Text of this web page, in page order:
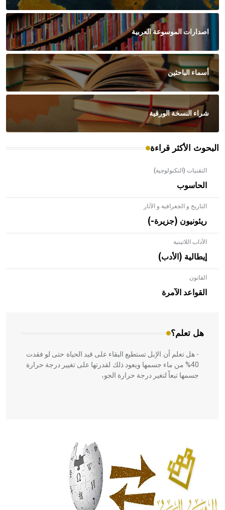
اصدارات الموسوعة العربية
أسماء الباحثين
شراء النسخة الورقية
البحوث الأكثر قراءة
التقنيات (التكنولوجية)
الحاسوب
التاريخ و الجغرافية و الآثار
ريئونيون (جزيرة-)
الآداب اللاتينية
إيطالية (الأدب)
القانون
القواعد الآمرة
هل تعلم؟
- هل تعلم أن الأبلق نوع من الفنون الهندسية التي ارتبطت
بالعمارة الإسلامية في بلاد الشام ومصر خاصة، حيث يحرص
المعمار على بناء مداميكه وخاصة في الواجهات
- هل تعلم أن الإبل تستطيع البقاء على قيد الحياة حتى لو فقدت
40% من ماء جسمها ويعود ذلك لقدرتها على تغيير درجة حرارة
جسمها تبعاً لتغير درجة حرارة الجو،
الحكم، الأدلة، تنظيم التغذية، ورسالته في جروح الرأس. ويعود
له الفضل بأنه حرر الطب من الدين والفلسفة.
- هل تعلم أن المرجان إفراز حيواني يتكون في البحر ويتركب